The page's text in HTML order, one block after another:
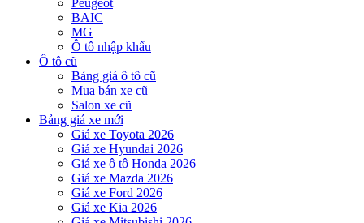
Peugeot
BAIC
MG
Ô tô nhập khẩu
Ô tô cũ
Bảng giá ô tô cũ
Mua bán xe cũ
Salon xe cũ
Bảng giá xe mới
Giá xe Toyota 2026
Giá xe Hyundai 2026
Giá xe ô tô Honda 2026
Giá xe Mazda 2026
Giá xe Ford 2026
Giá xe Kia 2026